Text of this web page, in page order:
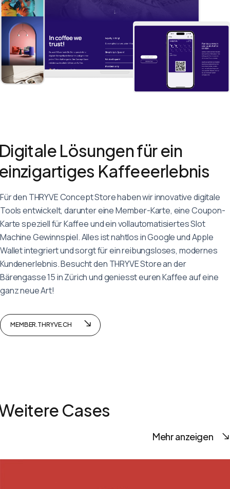
contact@wetalkwithyou.com
Deutsch
Français
Lösungen für ein
Kaffeeerlebnis
Für den THRYVE Concept Store haben wir innovative digitale
Tools entwickelt, darunter eine Member-Karte, eine Coupon-
Karte speziell für Kaffee und ein vollautomatisiertes Slot
Machine Gewinnspiel. Alles ist nahtlos in Google und Apple
Wallet integriert und sorgt für ein reibungsloses, modernes
Kundenerlebnis. Besucht den THRYVE Store an der
Bärengasse 15 in Zürich und geniesst euren Kaffee auf eine
ganz neue Art!
MEMBER.THRYVE.CH
Cases
Mehr anzeigen